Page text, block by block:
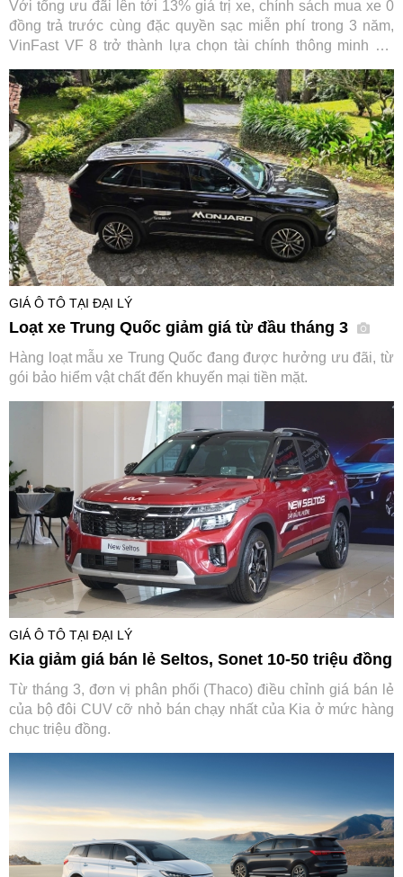
Với tổng ưu đãi lên tới 13% giá trị xe, chính sách mua xe 0
đồng trả trước cùng đặc quyền sạc miễn phí trong 3 năm,
VinFast VF 8 trở thành lựa chọn tài chính thông minh khi
vòng đời xe.
GIÁ Ô TÔ TẠI ĐẠI LÝ
Loạt xe Trung Quốc giảm giá từ đầu tháng 3
Hàng loạt mẫu xe Trung Quốc đang được hưởng ưu đãi, từ
gói bảo hiểm vật chất đến khuyến mại tiền mặt.
GIÁ Ô TÔ TẠI ĐẠI LÝ
Kia giảm giá bán lẻ Seltos, Sonet 10-50 triệu đồng
Từ tháng 3, đơn vị phân phối (Thaco) điều chỉnh giá bán lẻ
của bộ đôi CUV cỡ nhỏ bán chạy nhất của Kia ở mức hàng
chục triệu đồng.